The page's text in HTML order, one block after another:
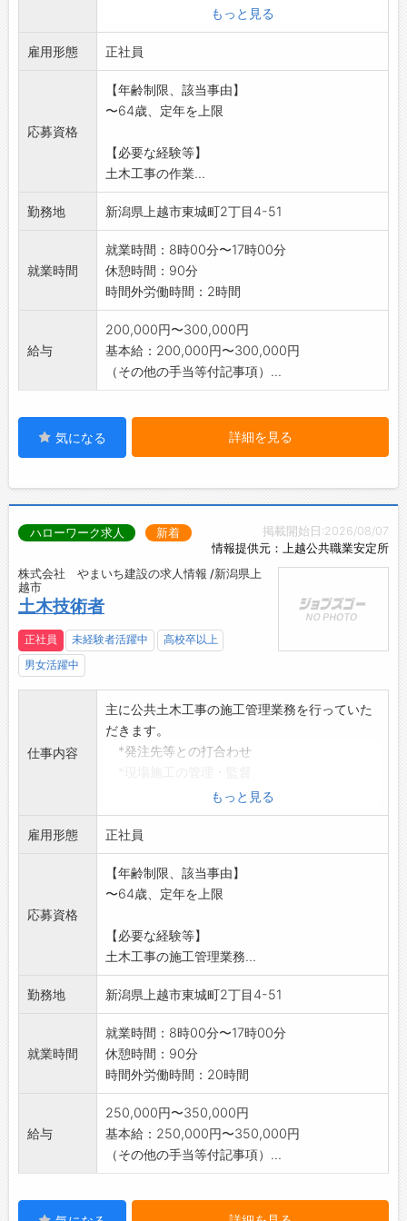
現場は上越市内が中心です。
冬期は旧高田市内の消雪パイプの管理も行って
います。
採用後、業務内容の変更なし
もっと見る
雇用形態 正社員
応募資格
【年齢制限、該当事由】
〜64歳、定年を上限
【必要な経験等】
土木工事の作業...
勤務地 新潟県上越市東城町2丁目4-51
就業時間
就業時間：8時00分〜17時00分
休憩時間：90分
時間外労働時間：2時間
給与
200,000円〜300,000円
基本給：200,000円〜300,000円
（その他の手当等付記事項）...
気になる 詳細を見る
掲載開始日:2026/08/07
情報提供元：上越公共職業安定所
ハローワーク求人 新着
株式会社 やまいち建設の求人情報 /新潟県上
越市
土木技術者
正社員 未経験者活躍中
高校卒以上
男女活躍中
仕事内容
主に公共土木工事の施工管理業務を行っていた
だきます。
*発注先等との打合わせ
*検査資料作成等
【業務内容の変更範囲】会社の定める業務
もっと見る
雇用形態 正社員
応募資格
【年齢制限、該当事由】
〜64歳、定年を上限
【必要な経験等】
土木工事の施工管理業務...
勤務地 新潟県上越市東城町2丁目4-51
就業時間
就業時間：8時00分〜17時00分
休憩時間：90分
時間外労働時間：20時間
給与
250,000円〜350,000円
基本給：250,000円〜350,000円
（その他の手当等付記事項）...